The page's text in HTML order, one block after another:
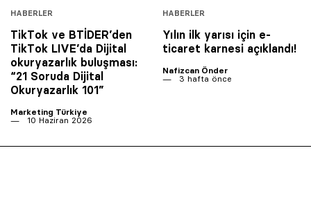
HABERLER
TikTok ve BTİDER’den
TikTok LIVE’da Dijital
okuryazarlık buluşması:
“21 Soruda Dijital
Okuryazarlık 101”
Marketing Türkiye
10 Haziran 2026
HABERLER
Yılın ilk yarısı için e-
ticaret karnesi açıklandı!
Nafizcan Önder
3 hafta önce